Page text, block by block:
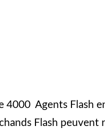
4000 Agents Flash
Flash peuvent